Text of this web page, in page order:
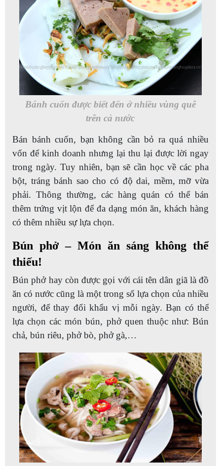
Bánh cuốn được biết đến ở nhiều vùng quê
trên cả nước
Bán bánh cuốn, bạn không cần bỏ ra quá nhiều
vốn để kinh doanh nhưng lại thu lại được lời ngay
trong ngày. Tuy nhiên, bạn sẽ cần học về các pha
bột, tráng bánh sao cho có độ dai, mềm, mỡ vừa
phải. Thông thường, các hàng quán có thể bán
thêm trứng vịt lộn để đa dạng món ăn, khách hàng
có thêm nhiều sự lựa chọn.
Bún phở – Món ăn sáng không thể
thiếu!
Bún phở hay còn được gọi với cái tên dân giã là đồ
ăn có nước cũng là một trong số lựa chọn của nhiều
người, để thay đổi khẩu vị mỗi ngày. Bạn có thể
lựa chọn các món bún, phở quen thuộc như: Bún
chả, bún riêu, phở bò, phở gà,…